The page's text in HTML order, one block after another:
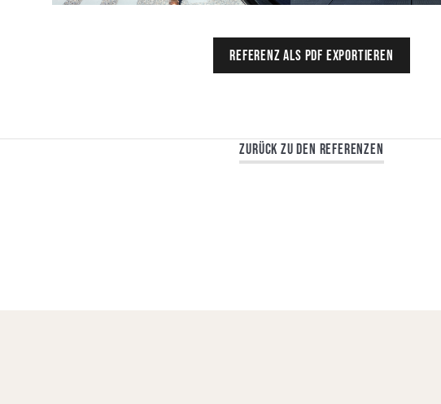
Referenz als PDF exportieren
Zurück zu den Referenzen